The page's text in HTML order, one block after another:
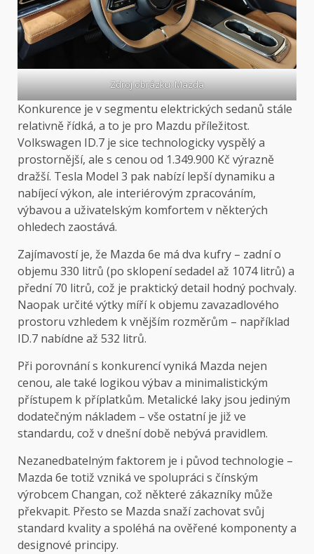
Zdroj obrázku: Mazda
Konkurence je v segmentu elektrických sedanů stále
relativně řídká, a to je pro Mazdu příležitost.
Volkswagen ID.7 je sice technologicky vyspělý a
prostornější, ale s cenou od 1.349.900 Kč výrazně
dražší. Tesla Model 3 pak nabízí lepší dynamiku a
nabíjecí výkon, ale interiérovým zpracováním,
výbavou a uživatelským komfortem v některých
ohledech zaostává.
Zajímavostí je, že Mazda 6e má dva kufry – zadní o
objemu 330 litrů (po sklopení sedadel až 1074 litrů) a
přední 70 litrů, což je praktický detail hodný pochvaly.
Naopak určité výtky míří k objemu zavazadlového
prostoru vzhledem k vnějším rozměrům – například
ID.7 nabídne až 532 litrů.
Při porovnání s konkurencí vyniká Mazda nejen
cenou, ale také logikou výbav a minimalistickým
přístupem k příplatkům. Metalické laky jsou jediným
dodatečným nákladem – vše ostatní je již ve
standardu, což v dnešní době nebývá pravidlem.
Nezanedbatelným faktorem je i původ technologie –
Mazda 6e totiž vzniká ve spolupráci s čínským
výrobcem Changan, což některé zákazníky může
překvapit. Přesto se Mazda snaží zachovat svůj
standard kvality a spoléhá na ověřené komponenty a
designové principy.